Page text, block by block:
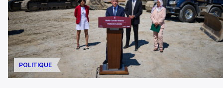
POLITIQUE